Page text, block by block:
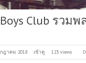
Club รวมพ
กฎาคม 2018 เข้าดู 123 views